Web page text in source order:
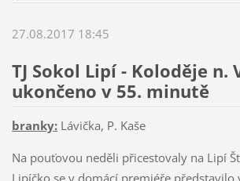
27.08.2017 18:45
TJ Sokol Lipí - Koloděje n.
ukončeno v 55. minutě
branky:Lávička, P. Kaše
Na pouťovou neděli přicestovaly na Lipí
Lipíčko se v domácí premiéře představilo